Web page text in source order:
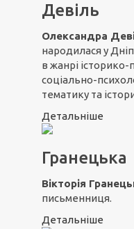
Девіль
Олександра
народилася у
в жанрі
соціально-
тематику та
Детальніше
Гранецька
Вікторія
письменниця.
Детальніше